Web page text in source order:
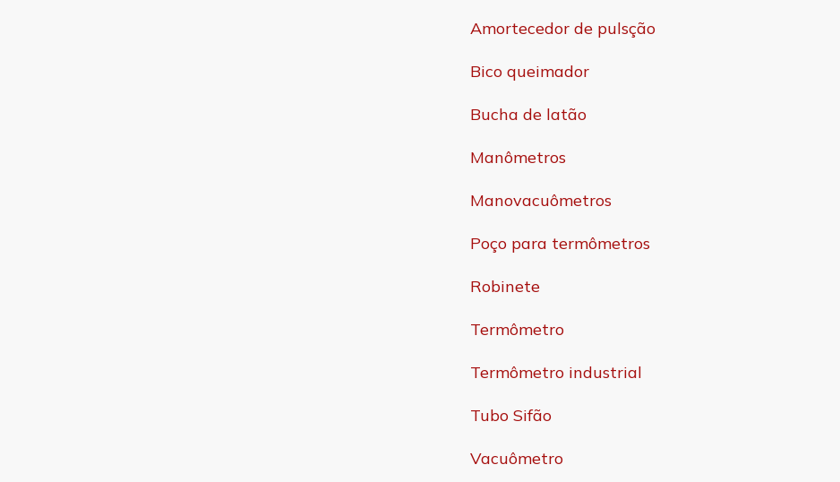
Amortecedor de pulsção
Bico queimador
Bucha de latão
Manômetros
Manovacuômetros
Poço para termômetros
Robinete
Termômetro
Termômetro industrial
Tubo Sifão
Vacuômetro